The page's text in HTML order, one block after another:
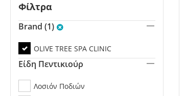
Φίλτρα
Brand (1)
OLIVE TREE SPA CLINIC
Είδη Πεντικιούρ
Λοσιόν Ποδιών